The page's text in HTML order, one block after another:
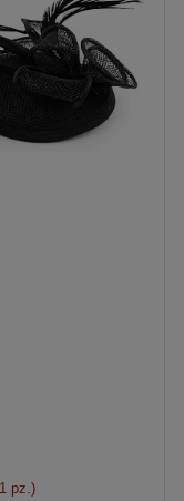
pz.)